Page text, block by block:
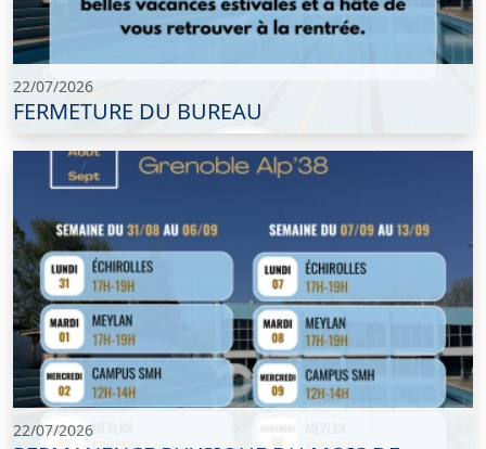
22/07/2026
FERMETURE DU BUREAU
22/07/2026